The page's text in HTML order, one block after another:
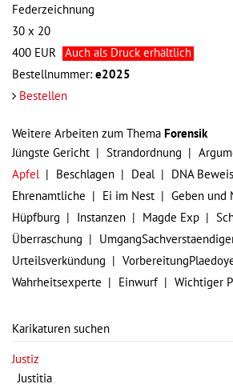
Federzeichnung
30 x 20
400 EUR
Auch als Druck erhältlich
Bestellnummer: e2025
Bestellen
Weitere Arbeiten zum Thema Forensik
Jüngste Gericht
Strandordnung
Apfel
Beschlagen Deal DNA Beweis
Ehrenamtliche
Ei im Nest
Geben und
Hüpfburg
Instanzen Magde Exp
Überraschung
Urteilsverkündung
Wahrheitsexperte
Einwurf Wichtiger
Karikaturen suchen
Justiz
Justitia